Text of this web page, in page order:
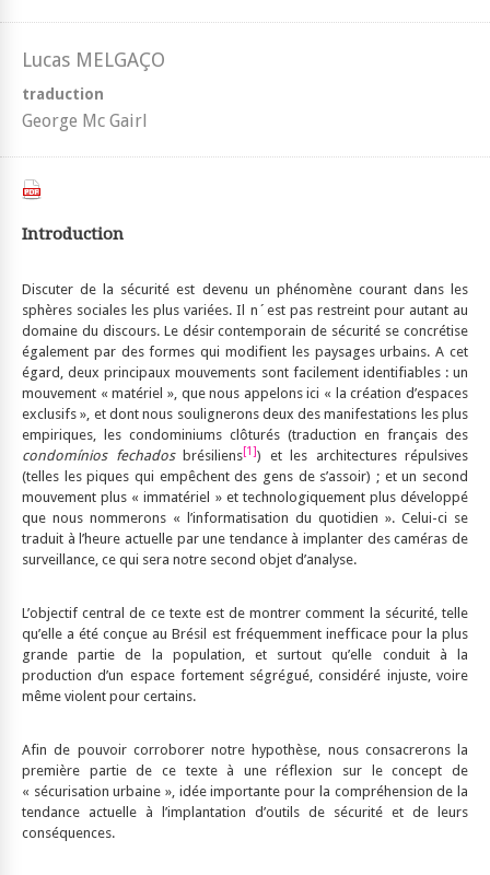
Lucas MELGAÇO
traduction
George Mc Gairl
Introduction
Discuter de la sécurité est devenu un phénomène courant dans les
sphères sociales les plus variées. Il n´est pas restreint pour autant au
domaine du discours. Le désir contemporain de sécurité se concrétise
également par des formes qui modifient les paysages urbains. A cet
égard, deux principaux mouvements sont facilement identifiables : un
mouvement « matériel », que nous appelons ici « la création d’espaces
exclusifs », et dont nous soulignerons deux des manifestations les plus
empiriques, les condominiums clôturés (traduction en français des
condomínios fechadosbrésiliens[1]) et les architectures répulsives
(telles les piques qui empêchent des gens de s’assoir) ; et un second
mouvement plus « immatériel » et technologiquement plus développé
que nous nommerons « l’informatisation du quotidien ». Celui-ci se
traduit à l’heure actuelle par une tendance à implanter des caméras de
surveillance, ce qui sera notre second objet d’analyse.
L’objectif central de ce texte est de montrer comment la sécurité, telle
qu’elle a été conçue au Brésil est fréquemment inefficace pour la plus
grande partie de la population, et surtout qu’elle conduit à la
production d’un espace fortement ségrégué, considéré injuste, voire
même violent pour certains.
Afin de pouvoir corroborer notre hypothèse, nous consacrerons la
première partie de ce texte à une réflexion sur le concept de
« sécurisation urbaine », idée importante pour la compréhension de la
tendance actuelle à l’implantation d’outils de sécurité et de leurs
conséquences.